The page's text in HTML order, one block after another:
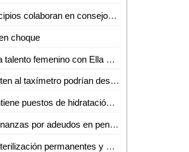
Gobierno estatal y municipios colaboran en consejos de seguridad
choque
Gobierno estatal impulsa talento femenino con Ella Suena
Taxistas que no se adapten al taxímetro podrían desaparecer del mercado en Valles
Gobierno municipal mantiene puestos de hidratación ante altas temperaturas en Ciudad Valles
Jubilados protestan en finanzas por adeudos en pensiones
Exigen campañas de esterilización permanentes y castigo al abandono de mascotas en Valles